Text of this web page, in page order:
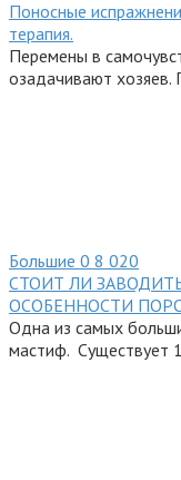
Поносные
терапия.
Перемены в
озадачивают хозяев.
Большие 0 8 020
СТОИТ ЛИ
ОСОБЕННОСТИ
Одна из самых
мастиф. Существует